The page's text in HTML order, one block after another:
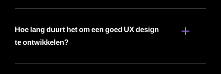
Hoe lang duurt het om een goed UX design
te ontwikkelen?